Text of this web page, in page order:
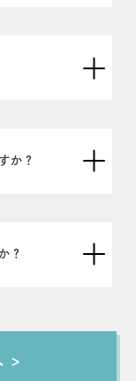
か？
？